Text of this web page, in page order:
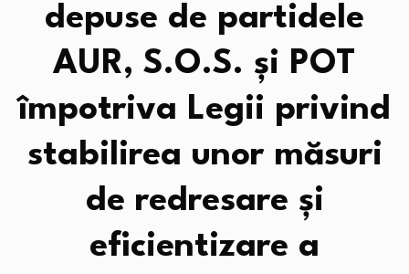
depuse de partidele
AUR, S.O.S. şi POT
împotriva Legii privind
stabilirea unor măsuri
de redresare şi
eficientizare a